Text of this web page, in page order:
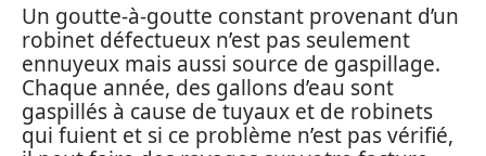
Un goutte-à-goutte constant provenant d’un
robinet défectueux n’est pas seulement
ennuyeux mais aussi source de gaspillage.
Chaque année, des gallons d’eau sont
gaspillés à cause de tuyaux et de robinets
qui fuient et si ce problème n’est pas vérifié,